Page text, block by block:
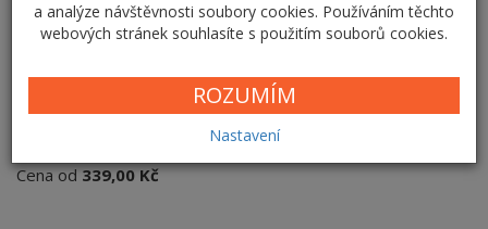
a analýze návštěvnosti soubory cookies. Používáním těchto
webových stránek souhlasíte s použitím souborů cookies.
ROZUMÍM
Nastavení
Oblázky
Cena od 339,00 Kč